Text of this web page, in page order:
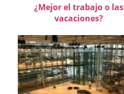
¿Mejor el trabajo o las
vacaciones?